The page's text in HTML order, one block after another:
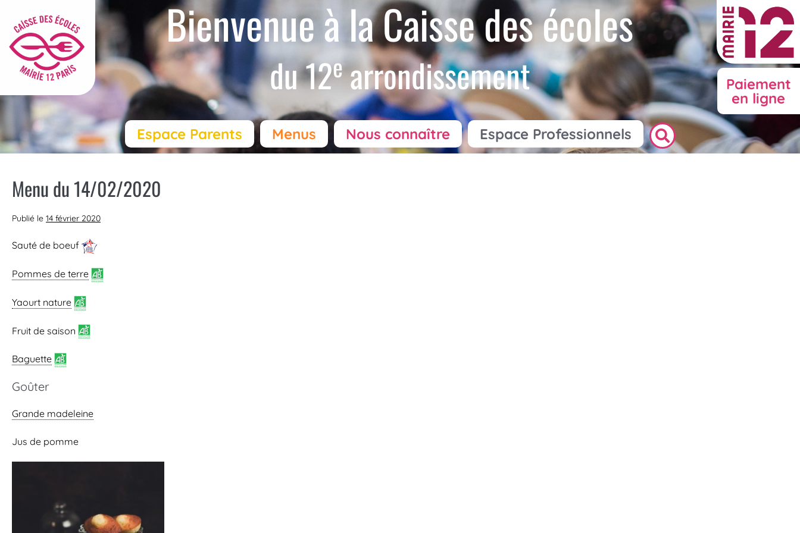
Bienvenue à la Caisse des écoles
du 12earrondissement
Paiement
en ligne
Espace Parents
Menus Nous connaître Espace Professionnels
Menu du 14/02/2020
Publié le 14 février 2020
Sauté de boeuf
Pommes de terre
Yaourt nature
Fruit de saison
Baguette
Goûter
Grande madeleine
Jus de pomme